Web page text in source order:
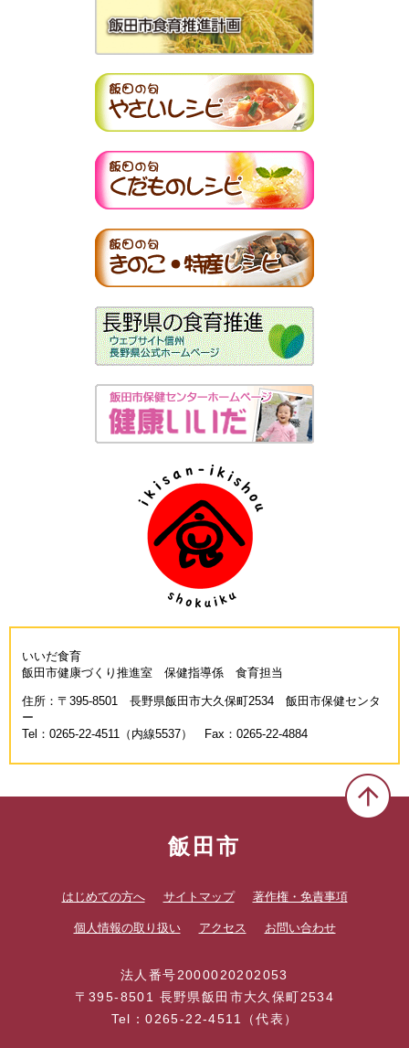
いいだ食育
飯田市健康づくり推進室 保健指導係 食育担当
住所：〒395-8501 長野県飯田市大久保町2534 飯田市保健センタ
ー
Tel：0265-22-4511（内線5537） Fax：0265-22-4884
飯田市
はじめての方へ サイトマップ 著作権・免責事項
個人情報の取り扱い アクセス お問い合わせ
法人番号2000020202053
〒395-8501 長野県飯田市大久保町2534
Tel：0265-22-4511（代表）